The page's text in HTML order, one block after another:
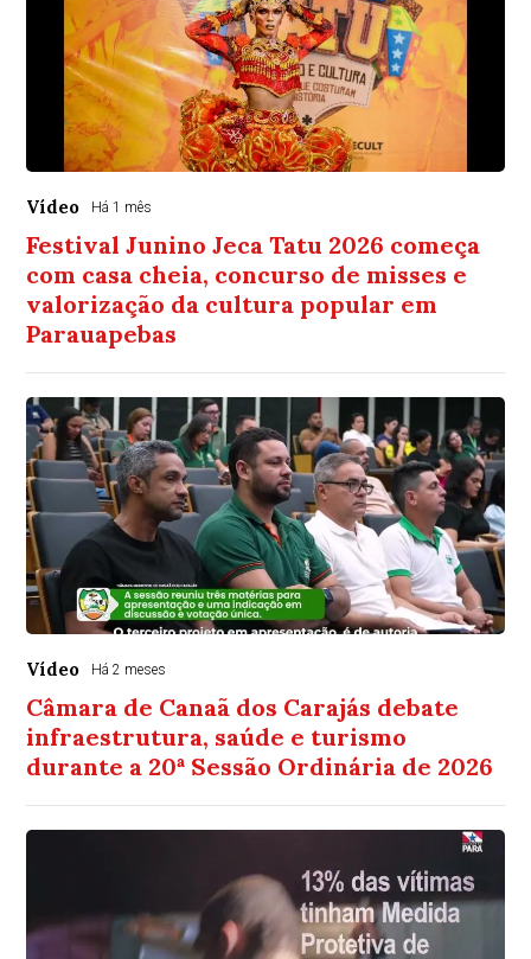
Vídeo Há 1 mês
Festival Junino Jeca Tatu 2026 começa
com casa cheia, concurso de misses e
valorização da cultura popular em
Parauapebas
Vídeo Há 2 meses
Câmara de Canaã dos Carajás debate
infraestrutura, saúde e turismo
durante a 20ª Sessão Ordinária de 2026